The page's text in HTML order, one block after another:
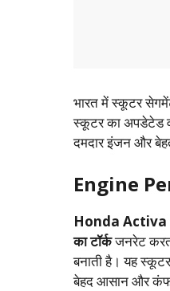
भारत में स्कूटर
स्कूटर का अपडेटेड
दमदार इंजन और
Engine
Honda Activa
का टॉर्कजनरेट
बनाती है। यह
बेहद आसान और